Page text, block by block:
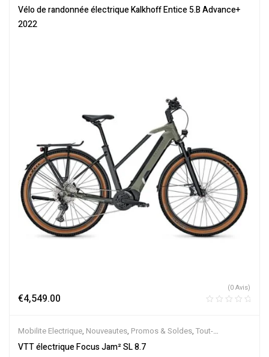
électrique,Vélo électrique ville,Velos Electriques, VTC Electrique
Vélo de randonnée électrique Kalkhoff Entice 5.B Advance+
2022
€4,549.00
(0 Avis)
Mobilite Electrique, Nouveautes, Promos & Soldes, Tout-
Suspendus,Vélo électrique ville, Velos Electriques
VTT électrique Focus Jam² SL 8.7